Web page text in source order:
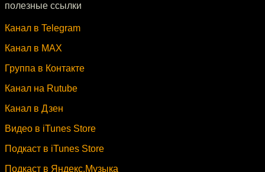
полезные ссылки
Канал в Telegram
Канал в MAX
Группа в Контакте
Канал на Rutube
Канал в Дзен
Видео в iTunes Store
Подкаст в iTunes Store
Подкаст в Яндекс.Музыка